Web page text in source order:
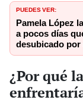
PUEDES VER:
Pamela López
a pocos días
desubicado por
¿Por qué